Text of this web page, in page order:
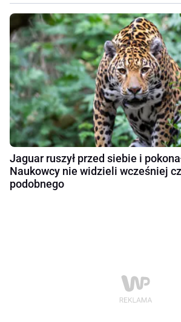
Jaguar ruszył przed siebie i
Naukowcy nie widzieli wcześniej
podobnego